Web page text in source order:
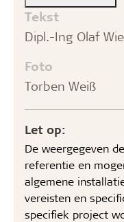
Tekst
Dipl.-Ing Olaf
Foto
Torben Weiß
Let op:
De weergegeven
referentie en
algemene
vereisten en
specifiek project